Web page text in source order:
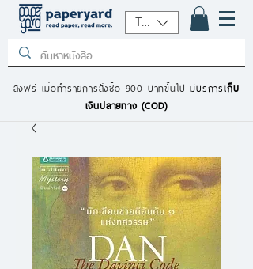
THB (฿)
ส่งฟรี เมื่อทำรายการสั่งซื้อ 900 บาทขึ้นไปมีบริการเก็บ
เงินปลายทาง (COD)